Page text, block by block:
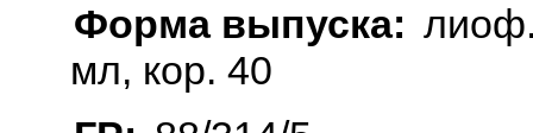
Форма выпуска:
мл, кор. 40